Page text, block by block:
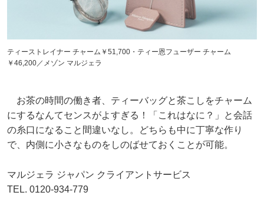
ティーストレイナー チャーム￥51,700・ティー恩フューザー チャーム
￥46,200／メゾン マルジェラ
お茶の時間の働き者、ティーバッグと茶こしをチャーム
にするなんてセンスがよすぎる！「これはなに？」と会話
の糸口になること間違いなし。どちらも中に丁寧な作り
で、内側に小さなものをしのばせておくことが可能。
マルジェラ ジャパン クライアントサービス
TEL. 0120-934-779